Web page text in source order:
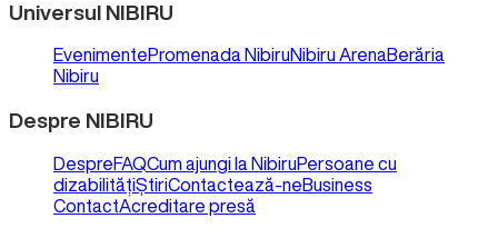
Universul NIBIRU
EvenimentePromenada NibiruNibiru ArenaBerăria
Nibiru
Despre NIBIRU
DespreFAQCum ajungi la NibiruPersoane cu
dizabilitățiȘtiriContactează-neBusiness
ContactAcreditare presă